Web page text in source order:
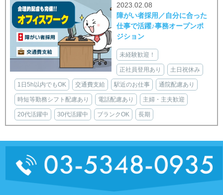
2023.02.08
障がい者採用／自分に合った
仕事で活躍♪事務オープンポ
ジション
未経験歓迎！
正社員登用あり 土日祝休み
1日5h以内でもOK 交通費支給 駅近のお仕事 通院配慮あり
時短等勤務シフト配慮あり 電話配慮あり 主婦・主夫歓迎
20代活躍中 30代活躍中 ブランクOK 長期